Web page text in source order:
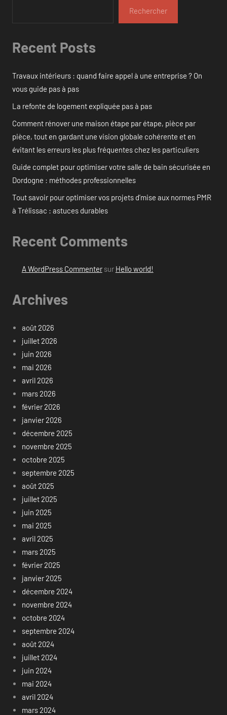
Rechercher
Recent Posts
Travaux intérieurs : quand faire appel à une entreprise ? On
vous guide pas à pas
La refonte de logement expliquée pas à pas
Comment rénover une maison étape par étape, pièce par
pièce, tout en gardant une vision globale cohérente et en
évitant les erreurs les plus fréquentes chez les particuliers
Guide complet pour optimiser votre salle de bain sécurisée en
Dordogne : méthodes professionnelles
Tout savoir pour optimiser vos projets d’mise aux normes PMR
à Trélissac : astuces durables
Recent Comments
A WordPress Commentersur Hello world!
Archives
août 2026
juillet 2026
juin 2026
mai 2026
avril 2026
mars 2026
février 2026
janvier 2026
décembre 2025
novembre 2025
octobre 2025
septembre 2025
août 2025
juillet 2025
juin 2025
mai 2025
avril 2025
mars 2025
février 2025
janvier 2025
décembre 2024
novembre 2024
octobre 2024
septembre 2024
août 2024
juillet 2024
juin 2024
mai 2024
avril 2024
mars 2024